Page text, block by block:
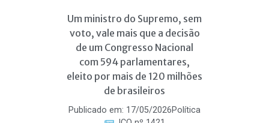
Um ministro do Supremo, sem
voto, vale mais que a decisão
de um Congresso Nacional
com 594 parlamentares,
eleito por mais de 120 milhões
de brasileiros
Publicado em: 17/05/2026Política